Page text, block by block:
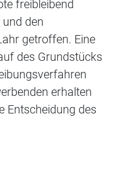
freibleibend
den
getroffen. Eine
des Grundstücks
erhalten
Entscheidung des